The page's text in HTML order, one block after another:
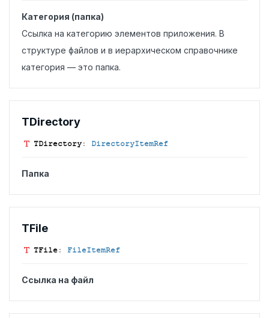
Категория (папка)
Ссылка на категорию элементов приложения. В
структуре файлов и в иерархическом справочнике
категория — это папка.
TDirectory
TDirectory: DirectoryItemRef
Папка
TFile
TFile: FileItemRef
Ссылка на файл